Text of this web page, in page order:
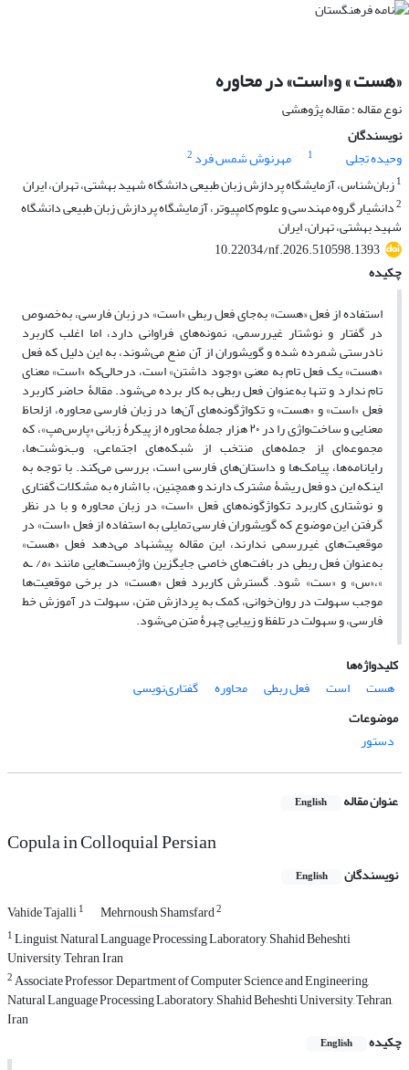
«هست » و«است» در محاوره
نوع مقاله : مقاله پژوهشی
نویسندگان
وحیده تجلی
1 مهرنوش شمس فرد 2
1زبان‌شناس، آزمایشگاه پردازش زبان طبیعی دانشگاه شهید بهشتی، تهران، ایران
2دانشیار گروه مهندسی و علوم کامپیوتر، آزمایشگاه پردازش زبان طبیعی دانشگاه
شهید بهشتی، تهران، ایران
10.22034/nf.2026.510598.1393
چکیده
استفاده از فعل «هست» به‌جای فعل ربطی «است» در زبان فارسی، به‌خصوص
در گفتار و نوشتار غیررسمی، نمونه‌های فراوانی دارد، اما اغلب کاربرد
نادرستی شمرده شده و گویشوران از آن منع می‌شوند، به این دلیل که فعل
«هست» یک فعل تام به معنی «وجود داشتن» است، درحالی‌که «است» معنای
تام ندارد و تنها به‌عنوان فعل ربطی به کار برده می‌شود. مقالۀ حاضر کاربرد
فعل «است» و «هست» و تکواژگونه‌های آن‌ها در زبان فارسی محاوره، ازلحاظ
معنایی و ساخت‌واژی را در ۲۰ هزار جملۀ محاوره از پیکرۀ زبانی «پارس‌مپ»، که
مجموعه‌ای از جمله‌های منتخب از شبکه‌های اجتماعی، وب‌نوشت‌ها،
رایانامه‌ها، پیامک‌ها و داستان‌های فارسی است، بررسی می‌کند. با توجه به
اینکه این دو فعل ریشۀ مشترک دارند و همچنین، با اشاره به مشکلات گفتاری
و نوشتاری کاربرد تکواژگونه‌های فعل «است» در زبان محاوره و با در نظر
گرفتن این موضوع که گویشوران فارسی تمایلی به استفاده از فعل «است» در
موقعیت‌های غیررسمی ندارند، این مقاله پیشنهاد می‌دهد فعل «هست»
به‌عنوان فعل ربطی در بافت‌های خاصی جایگزین واژه‌بست‌هایی مانند «ه/ـه
»،«س» و «ست» شود. گسترش کاربرد فعل «هست» در برخی موقعیت‌ها
موجب سهولت در روان‌خوانی، کمک به پردازش متن، سهولت در آموزش خط
فارسی، و سهولت در تلفظ و زیبایی چهرۀ متن می‌شود.
کلیدواژه‌ها
هست
است فعل ربطی محاوره
گفتاری‌نویسی
موضوعات
دستور
عنوان مقاله English
Copula in Colloquial Persian
نویسندگان English
Vahide Tajalli1 Mehrnoush Shamsfard2
1Linguist, Natural Language Processing Laboratory, Shahid Beheshti
University, Tehran, Iran
2Associate Professor, Department of Computer Science and Engineering,
Natural Language Processing Laboratory, Shahid Beheshti University, Tehran,
Iran
چکیده
English